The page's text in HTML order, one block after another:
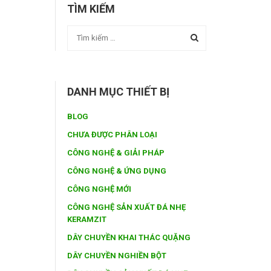
TÌM KIẾM
DANH MỤC THIẾT BỊ
BLOG
CHƯA ĐƯỢC PHÂN LOẠI
CÔNG NGHỆ & GIẢI PHÁP
CÔNG NGHỆ & ỨNG DỤNG
CÔNG NGHỆ MỚI
CÔNG NGHỆ SẢN XUẤT ĐÁ NHẸ
KERAMZIT
DÂY CHUYỀN KHAI THÁC QUẶNG
DÂY CHUYỀN NGHIỀN BỘT